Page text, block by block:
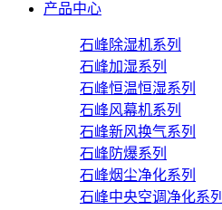
产品中心
石峰除湿机系列
石峰加湿系列
石峰恒温恒湿系列
石峰风幕机系列
石峰新风换气系列
石峰防爆系列
石峰烟尘净化系列
石峰中央空调净化系列